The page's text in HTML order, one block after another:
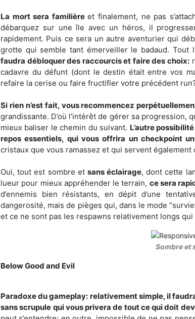
La mort sera familièreet finalement, ne pas
débarquez sur une île avec un héros, il
rapidement. Puis ce sera un autre aventurier qui
grotte qui semble tant émerveiller le badaud. Tout
faudra débloquer des raccourcis et faire des choix:
cadavre du défunt (dont le destin était entre vos
refaire la cerise ou faire fructifier votre précédent
Si rien n’est fait, vous recommencez
grandissante. D’où l’intérêt de gérer sa progression,
mieux baliser le chemin du suivant. L’autre
repos essentiels, qui vous offrira un checkpoint
cristaux que vous ramassez et qui servent
Oui, tout est sombre et sans éclairage, dont cette
lueur pour mieux appréhender le terrain, ce sera
d’ennemis bien résistants, en dépit d’une
dangerosité, mais de pièges qui, dans le mode
et ce ne sont pas les respawns relativement longs qui
Sombre et
Below Good and Evil
Paradoxe du gameplay: relativement simple, il
sans scrupule qui vous privera de tout ce qui doit